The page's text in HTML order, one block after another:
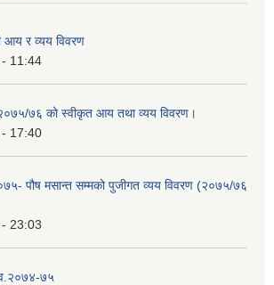
र व्यय विवरण
11:44
२०७५/७६ को स्वीकृत आय तथा व्यय विवरण।
17:40
पौष मसान्त सम्मको पुजीगत व्यय विवरण (२०७५/७६
23:03
७५